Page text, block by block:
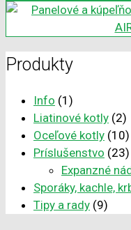
Produkty
Info (1)
Liatinové kotly (2)
Oceľové kotly (10)
Príslušenstvo (23)
Expanzné
Sporáky, kachle,
Tipy a rady (9)